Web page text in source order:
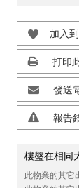
加入
打印
發送
報告
樓盤在相同
此物業的其它